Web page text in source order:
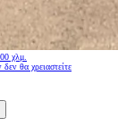
χλμ.
θα χρειαστείτε